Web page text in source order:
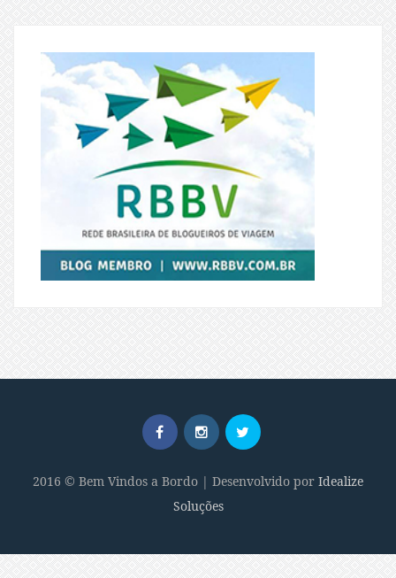
2016 © Bem Vindos a Bordo | Desenvolvido por Idealize
Soluções